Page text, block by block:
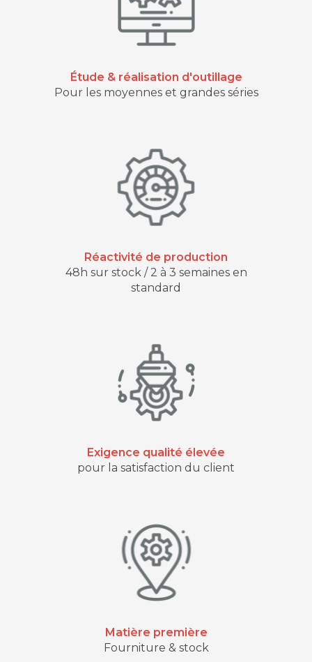
Étude & réalisation d'outillage
Pour les moyennes et grandes séries
Réactivité de production
48h sur stock / 2 à 3 semaines en
standard
Exigence qualité élevée
pour la satisfaction du client
Matière première
Fourniture & stock